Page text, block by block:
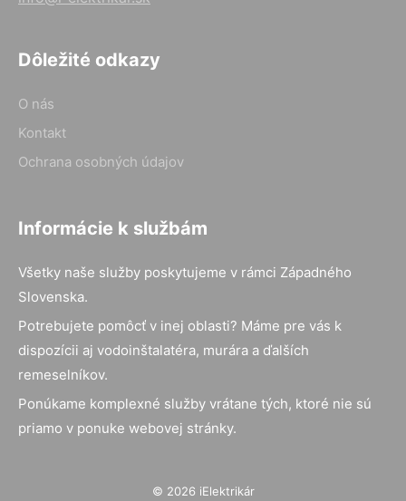
Dôležité odkazy
O nás
Kontakt
Ochrana osobných údajov
Informácie k službám
Všetky naše služby poskytujeme v rámci Západného
Slovenska.
Potrebujete pomôcť v inej oblasti? Máme pre vás k
dispozícii aj vodoinštalatéra, murára a ďalších
remeselníkov.
Ponúkame komplexné služby vrátane tých, ktoré nie sú
priamo v ponuke webovej stránky.
© 2026 iElektrikár